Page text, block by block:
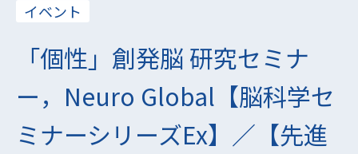
イベント
「個性」創発脳 研究セミナ
ー，Neuro Global【脳科学セ
ミナーシリーズEx】／【先進